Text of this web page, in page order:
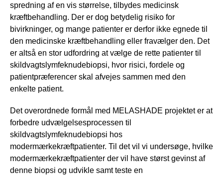
spredning af en vis størrelse, tilbydes medicinsk
kræftbehandling. Der er dog betydelig risiko for
bivirkninger, og mange patienter er derfor ikke egnede til
den medicinske kræftbehandling eller fravælger den. Det
er altså en stor udfordring at vælge de rette patienter til
skildvagtslymfeknudebiopsi, hvor risici, fordele og
patientpræferencer skal afvejes sammen med den
enkelte patient.
Det overordnede formål med MELASHADE projektet er at
forbedre udvælgelsesprocessen til
skildvagtslymfeknudebiopsi hos
modermærkekræftpatienter. Til det vil vi undersøge, hvilke
modermærkekræftpatienter der vil have størst gevinst af
denne biopsi og udvikle samt teste en